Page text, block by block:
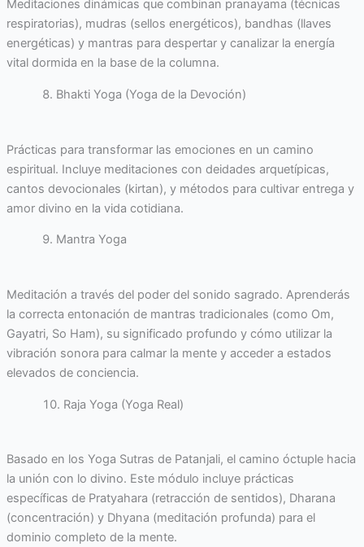
Meditaciones dinámicas que combinan pranayama (técnicas
respiratorias), mudras (sellos energéticos), bandhas (llaves
energéticas) y mantras para despertar y canalizar la energía
vital dormida en la base de la columna.
Bhakti Yoga (Yoga de la Devoción)
Prácticas para transformar las emociones en un camino
espiritual. Incluye meditaciones con deidades arquetípicas,
cantos devocionales (kirtan), y métodos para cultivar entrega y
amor divino en la vida cotidiana.
Mantra Yoga
Meditación a través del poder del sonido sagrado. Aprenderás
la correcta entonación de mantras tradicionales (como Om,
Gayatri, So Ham), su significado profundo y cómo utilizar la
vibración sonora para calmar la mente y acceder a estados
elevados de conciencia.
Raja Yoga (Yoga Real)
Basado en los Yoga Sutras de Patanjali, el camino óctuple hacia
la unión con lo divino. Este módulo incluye prácticas
específicas de Pratyahara (retracción de sentidos), Dharana
(concentración) y Dhyana (meditación profunda) para el
dominio completo de la mente.